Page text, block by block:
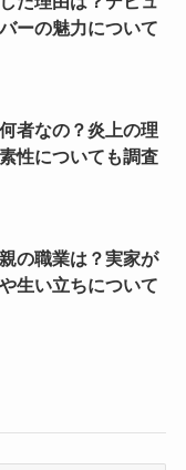
ーの魅力について
者なの？炎上の理
性についても調査
の職業は？実家が
生い立ちについて